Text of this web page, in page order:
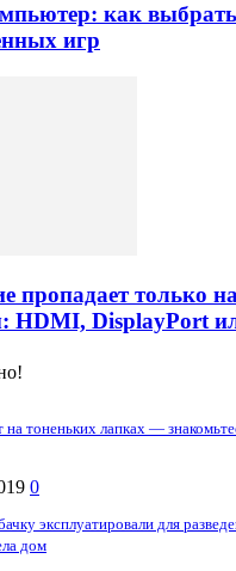
как
игр
пропадает только
HDMI, DisplayPort
тоненьких лапках —
0
эксплуатировали для
дом